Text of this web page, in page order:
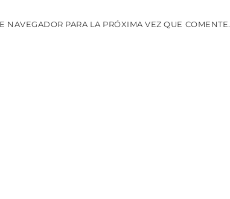
NAVEGADOR PARA LA PRÓXIMA VEZ QUE COMENTE.